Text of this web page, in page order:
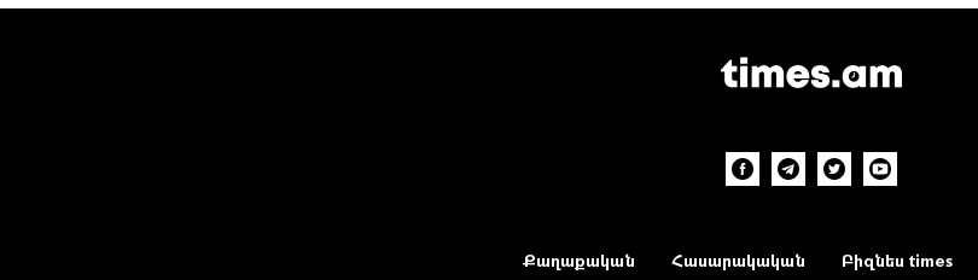
Քաղաքական Հասարակական Բիզնես times